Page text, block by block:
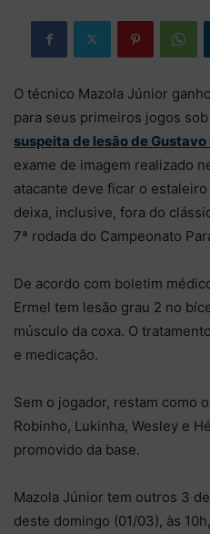
O técnico Mazola Júnior
para seus primeiros jogos
suspeita de lesão de Gustavo
exame de imagem realizado
atacante deve ficar o
deixa, inclusive, fora do
7ª rodada do Campeonato
De acordo com boletim
Ermel tem lesão grau 2 no
músculo da coxa. O
e medicação.
Sem o jogador, restam como
Robinho, Lukinha, Wesley e
promovido da base.
Mazola Júnior tem outros 3
deste domingo (01/03), às